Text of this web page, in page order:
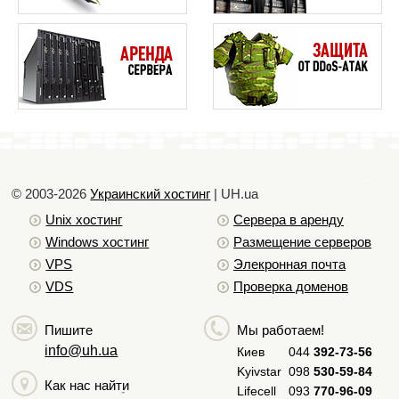
© 2003-2026Украинский хостинг | UH.ua
Unix хостинг
Windows хостинг
VPS
VDS
Сервера в аренду
Размещение серверов
Элекронная почта
Проверка доменов
Пишите
info@uh.ua
Как нас найти
Мы работаем!
Киев 044 392-73-56
Kyivstar 098 530-59-84
Lifecell
093 770-96-09